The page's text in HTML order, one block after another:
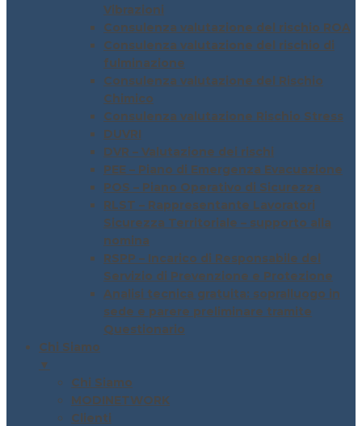
Vibrazioni
Consulenza valutazione del rischio ROA
Consulenza valutazione del rischio di
fulminazione
Consulenza valutazione del Rischio
Chimico
Consulenza valutazione Rischio Stress
DUVRI
DVR – Valutazione dei rischi
PEE – Piano di Emergenza Evacuazione
POS – Piano Operativo di Sicurezza
RLST – Rappresentante Lavoratori
Sicurezza Territoriale – supporto alla
nomina
RSPP – Incarico di Responsabile del
Servizio di Prevenzione e Protezione
Analisi tecnica gratuita: sopralluogo in
sede e parere preliminare tramite
Questionario
Chi Siamo
▼
Chi Siamo
MODINETWORK
Clienti